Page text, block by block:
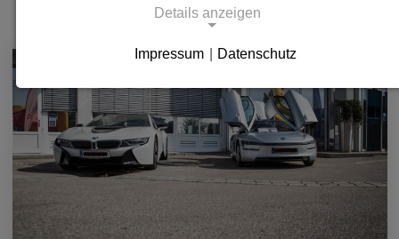
Details anzeigen
Notwendige Cookies ermöglichen
grundlegende Funktionen und sind für die
einwandfreie Funktion der Website
erforderlich.
Notwendige Cookies
Impressum Datenschutz